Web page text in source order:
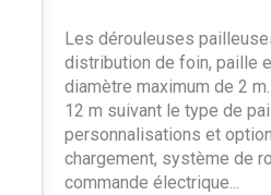
Les dérouleuses
distribution de foin, paille
diamètre maximum de 2
12 m suivant le type de
personnalisations et
chargement, système de
commande électrique...